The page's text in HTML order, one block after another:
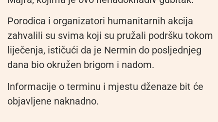
Porodica i organizatori humanitarnih akcija
zahvalili su svima koji su pružali podršku tokom
liječenja, ističući da je Nermin do posljednjeg
dana bio okružen brigom i nadom.
Informacije o terminu i mjestu dženaze bit će
objavljene naknadno.